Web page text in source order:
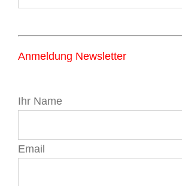
Anmeldung Newsletter
Ihr Name
Email